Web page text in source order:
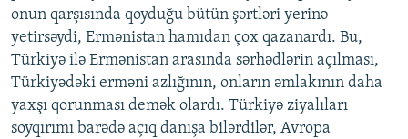
onun qarşısında qoyduğu bütün şərtləri yerinə
yetirsəydi, Ermənistan hamıdan çox qazanardı. Bu,
Türkiyə ilə Ermənistan arasında sərhədlərin açılması,
Türkiyədəki erməni azlığının, onların əmlakının daha
yaxşı qorunması demək olardı. Türkiyə ziyalıları
soyqırımı barədə açıq danışa bilərdilər, Avropa